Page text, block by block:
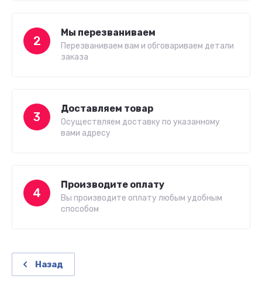
2
Мы перезваниваем
Перезваниваем вам и обговариваем детали
заказа
3
Доставляем товар
Осуществляем доставку по указанному
вами адресу
4
Производите оплату
Вы производите оплату любым удобным
способом
Назад